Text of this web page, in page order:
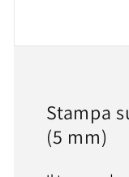
Stampa
(5 mm)